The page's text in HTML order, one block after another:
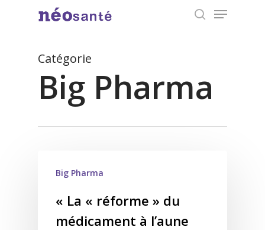
content
Menu
Catégorie
Big Pharma
Big Pharma
« La « réforme » du
médicament à l’aune